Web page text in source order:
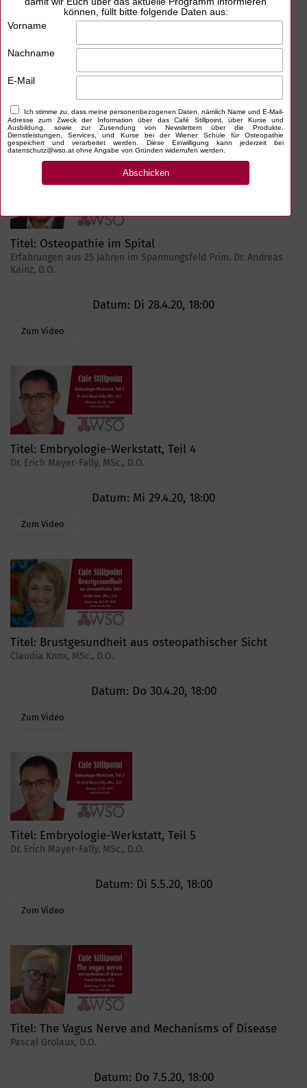
Evidenzbasierte Techniken und Übungen Raphael Van Assche,
Datum: Mo 27.4.20, 18:00
Zum Video
Titel: Osteopathie im Spital
Erfahrungen aus 25 Jahren im Spannungsfeld Prim. Dr. Andreas
Kainz, D.O.
Datum: Di 28.4.20, 18:00
Zum Video
Titel: Embryologie-Werkstatt, Teil 4
Dr. Erich Mayer-Fally, MSc., D.O.
Datum: Mi 29.4.20, 18:00
Zum Video
Titel: Brustgesundheit aus osteopathischer Sicht
Claudia Knox, MSc., D.O.
Datum: Do 30.4.20, 18:00
Zum Video
Titel: Embryologie-Werkstatt, Teil 5
Dr. Erich Mayer-Fally, MSc., D.O.
Datum: Di 5.5.20, 18:00
Zum Video
Titel: The Vagus Nerve and Mechanisms of Disease
Pascal Grolaux, D.O.
Datum: Do 7.5.20, 18:00